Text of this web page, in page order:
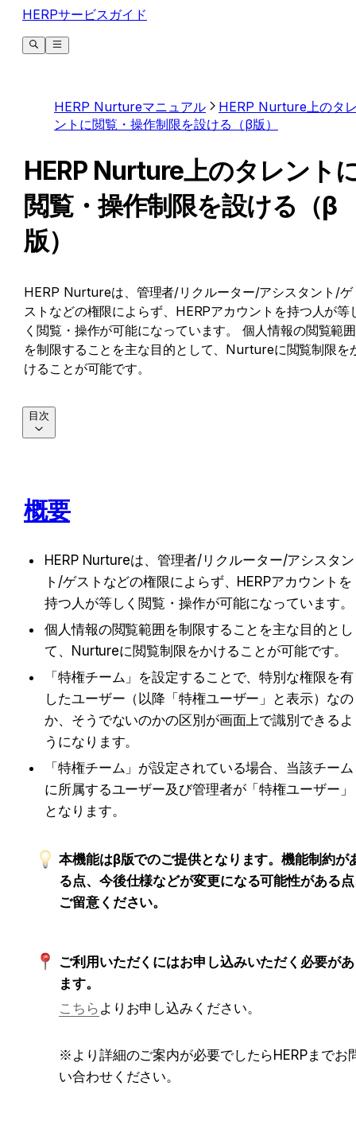
HERPサービスガイド
HERP Nurtureマニュアル
HERP Nurture上のタ
ントに閲覧・操作制限を設ける（β版）
HERP Nurture上のタレント
閲覧・操作制限を設ける（β
版）
HERP Nurtureは、管理者/リクルーター/アシスタント/ゲ
ストなどの権限によらず、HERPアカウントを持つ人が等
く閲覧・操作が可能になっています。 個人情報の閲覧範囲
を制限することを主な目的として、Nurtureに閲覧制限を
けることが可能です。
概要
HERP Nurtureは、管理者/リクルーター/アシスタン
ト/ゲストなどの権限によらず、HERPアカウントを
持つ人が等しく閲覧・操作が可能になっています。
個人情報の閲覧範囲を制限することを主な目的とし
て、Nurtureに閲覧制限をかけることが可能です。
「特権チーム」を設定することで、特別な権限を有
したユーザー（以降「特権ユーザー」と表示）なの
か、そうでないのかの区別が画面上で識別できるよ
うになります。
「特権チーム」が設定されている場合、当該チーム
に所属するユーザー及び管理者が「特権ユーザー」
となります。
本機能はβ版でのご提供となります。機能制約が
る点、今後仕様などが変更になる可能性がある
ご留意ください。
ご利用いただくにはお申し込みいただく必要が
ます。
こちら よりお申し込みください。
※より詳細のご案内が必要でしたらHERPまでお
い合わせください。
目次